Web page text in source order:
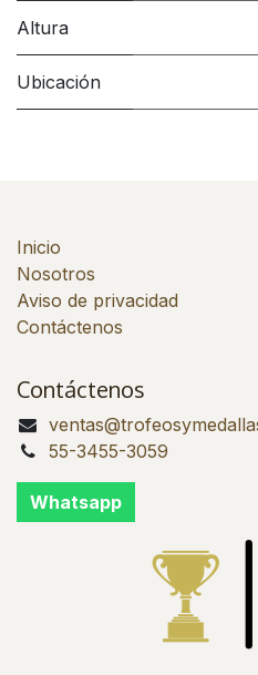
Altura
Ubicación
Inicio
Nosotros
Aviso de privacidad
Contáctenos
Contáctenos
55-3455-3059
Whatsapp